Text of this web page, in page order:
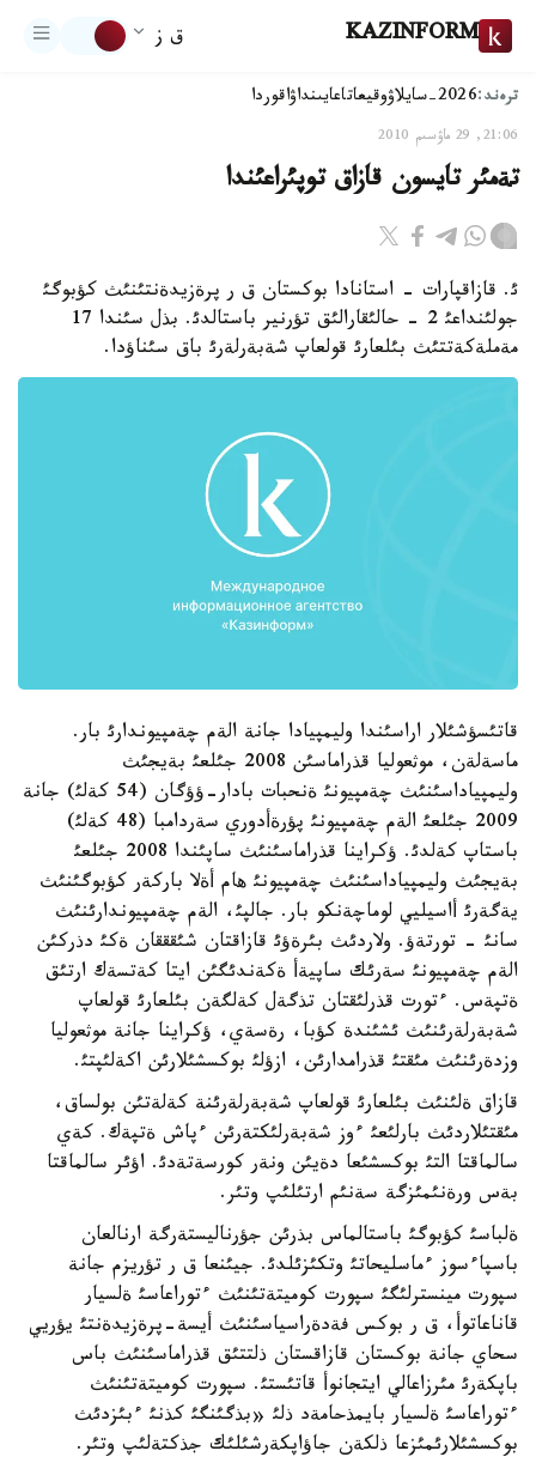
KAZINFORM ق ز
ترەند:2026-سايلاۋ وقيعاتاعايىنداۋاقوردا
21:06, 29 ماۋسىم 2010
تةمئر تايسون قازاق توپئراعئندا
ئ. قازاقپارات - استانادا بوكستان ق ر پرةزيدةنتئنئث كؤبوگئ
جولئنداعئ 2 - حالئقارالئق تؤرنير باستالدئ. بذل سئندا 17
مةملةكةتتئث بئلعارئ قولعاپ شةبةرلةرئ باق سئناؤدا.
قاتئسؤشئلار اراسئندا وليمپيادا جانة الةم چةمپيوندارئ بار.
ماسةلةن، موثعوليا قذراماسئن 2008 جئلعئ بةيجئث
وليمپياداسئنئث چةمپيونئ ةنحبات بادار-ؤؤگان (54 كةلئ) جانة
2009 جئلعئ الةم چةمپيونئ پؤرةأدوري سةردامبا (48 كةلئ)
باستاپ كةلدئ. ؤكراينا قذراماسئنئث ساپئندا 2008 جئلعئ
بةيجئث وليمپياداسئنئث چةمپيونئ هام أةلا باركةر كؤبوگئنئث
يةگةرئ أاسيليي لوماچةنكو بار. جالپئ، الةم چةمپيوندارئنئث
سانئ - تورتةؤ. ولاردئث بئرةؤئ قازاقتان شئقققان ةكئ دذركئن
الةم چةمپيونئ سةرئك ساپيةأ ةكةندئگئن ايتا كةتسةك ارتئق
ةتپةس. ءتورت قذرلئقتان تذگةل كةلگةن بئلعارئ قولعاپ
شةبةرلةرئنئث ئشئندة كؤبا، رةسةي، ؤكراينا جانة موثعوليا
وزدةرئنئث مئقتئ قذرامدارئن، ازؤلئ بوكسشئلارئن اكةلئپتئ.
قازاق ةلئنئث بئلعارئ قولعاپ شةبةرلةرئنة كةلةتئن بولساق،
مئقتئلاردئث بارلئعئ ءوز شةبةرلئكتةرئن ءپاش ةتپةك. كةي
سالماقتا التئ بوكسشئعا دةيئن ونةر كورسةتةدئ. اؤئر سالماقتا
بةس ورةنئمئزگة سةنئم ارتئلئپ وتئر.
ةلباسئ كؤبوگئ باستالماس بذرئن جؤرناليستةرگة ارنالعان
باسپاءسوز ءماسليحاتئ وتكئزئلدئ. جيئنعا ق ر تؤريزم جانة
سپورت مينسترلئگئ سپورت كوميتةتئنئث ءتوراعاسئ ةلسيار
قاناعاتوأ، ق ر بوكس فةدةراسياسئنئث أيسة-پرةزيدةنتئ يؤريي
سحاي جانة بوكستان قازاقستان ذلتتئق قذراماسئنئث باس
باپكةرئ مئرزاعالي ايتجانوأ قاتئستئ. سپورت كوميتةتئنئث
ءتوراعاسئ ةلسيار بايمذحامةد ذلئ «بذگئنگئ كذنئ ءبئزدئث
بوكسشئلارئمئزعا ذلكةن جاؤاپكةرشئلئك جذكتةلئپ وتئر.